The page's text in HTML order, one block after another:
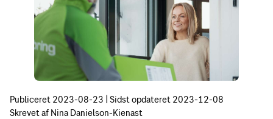
Publiceret 2023-08-23 Sidst opdateret 2023-12-08
Skrevet af Nina Danielson-Kienast